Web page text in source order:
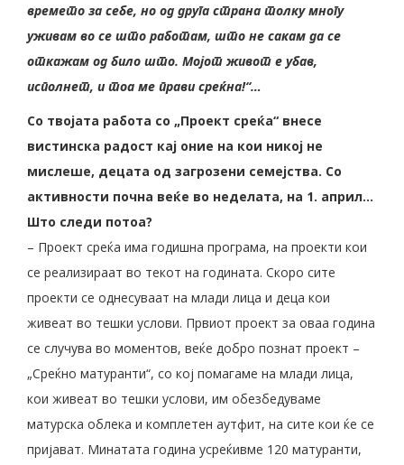
времето за себе, но од друга страна толку многу
уживам во се што работам, што не сакам да се
откажам од било што. Мојот живот е убав,
исполнет, и тоа ме прави среќна!“…
Со твојата работа со „Проект среќа“ внесе
вистинска радост кај оние на кои никој не
мислеше, децата од загрозени семејства. Со
активности почна веќе во неделата, на 1. април…
Што следи потоа?
– Проект среќа има годишна програма, на проекти кои
се реализираат во текот на годината. Скоро сите
проекти се однесуваат на млади лица и деца кои
живеат во тешки услови. Првиот проект за оваа година
се случува во моментов, веќе добро познат проект –
„Среќно матуранти“, со кој помагаме на млади лица,
кои живеат во тешки услови, им обезбедуваме
матурска облека и комплетен аутфит, на сите кои ќе се
пријават. Минатата година усреќивме 120 матуранти,